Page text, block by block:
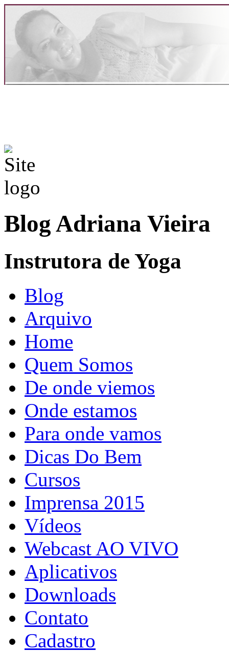
Blog Adriana Vieira
Instrutora de Yoga
Blog
Arquivo
Home
Quem Somos
De onde viemos
Onde estamos
Para onde vamos
Dicas Do Bem
Cursos
Imprensa 2015
Vídeos
Webcast AO VIVO
Aplicativos
Downloads
Contato
Cadastro